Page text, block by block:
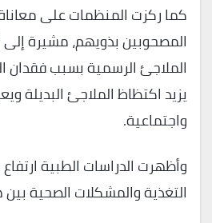
كما ركزت المنظمات على
المصحوبين بذويهم، مشيرة إلى
الملاجئ الرسمية بسبب فقدان
يزيد اكتظاظ الملاجئ البديلة
واجتماعية.
وأظهرت الدراسات الطبية
التغذية والمشكلات الصحية